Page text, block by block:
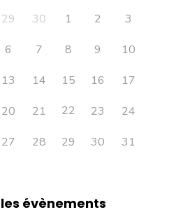
29 30 1 2
3
6 7 8 9
10
13 14 15 16
17
20 21 22 23
24
27 28 29 30 31
évènements